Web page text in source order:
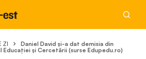
ZI
Daniel David și-a dat demisia din
Educației și Cercetării (surse Edupedu.ro)